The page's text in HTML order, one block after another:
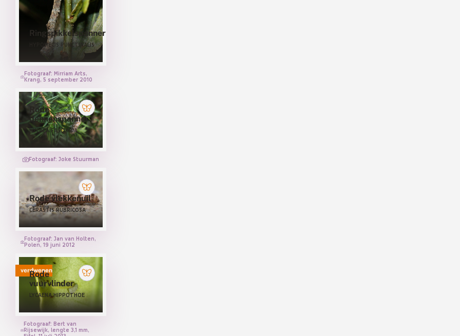
Ringspikkelspanner
HYPOMECIS PUNCTINALIS
Fotograaf: Mirriam Arts,
Krang, 5 september 2010
Rode
dennenspanner
HYLAEA FASCIARIA
Fotograaf: Joke Stuurman
Rode vlekkenuil
CERASTIS RUBRICOSA
Fotograaf: Jan van Holten,
Polen, 19 juni 2012
verdwenen
Rode
vuurvlinder
LYCAENA HIPPOTHOE
Fotograaf: Bert van
Rijsewijk, lengte 3,1 mm,